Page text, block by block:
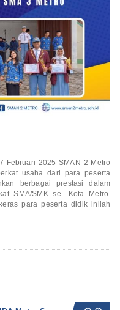
Februari 2025 SMAN 2 Metro
usaha dari para peserta
berbagai prestasi dalam
SMA/SMK se- Kota Metro.
para peserta didik inilah